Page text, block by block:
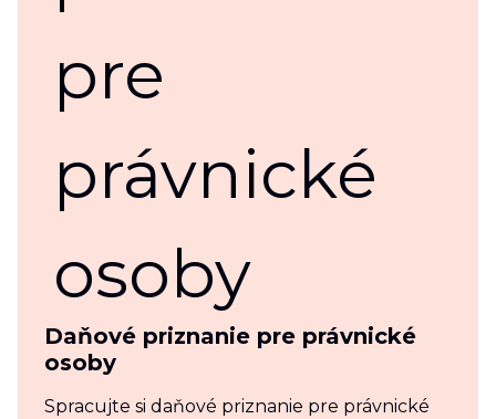
Daňové priznanie pre právnické
osoby
Spracujte si daňové priznanie pre právnické